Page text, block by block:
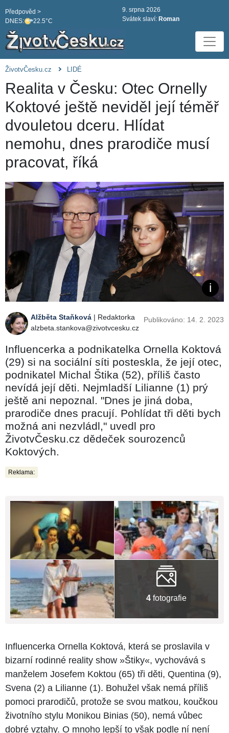
DNES: 22.5°C
Předpověd >
9. srpna 2026
Svátek slaví: Roman
ŽivotvČesku.cz LIDÉ
Realita v Česku: Otec Ornelly
Koktové ještě neviděl její téměř
dvouletou dceru. Hlídat
nemohu, dnes prarodiče musí
pracovat, říká
Alžběta Staňková | Redaktorka
alzbeta.stankova@zivotvcesku.cz
Publikováno: 14. 2. 2023
Influencerka a podnikatelka Ornella Koktová
(29) si na sociální síti posteskla, že její otec,
podnikatel Michal Štika (52), příliš často
nevídá její děti. Nejmladší Lilianne (1) prý
ještě ani nepoznal. "Dnes je jiná doba,
prarodiče dnes pracují. Pohlídat tři děti bych
možná ani nezvládl," uvedl pro
ŽivotvČesku.cz dědeček sourozenců
Koktových.
Reklama:
4 fotografie
Influencerka Ornella Koktová, která se proslavila v
bizarní rodinné reality show »Štiky«, vychovává s
manželem Josefem Koktou (65) tři děti, Quentina (9),
Svena (2) a Lilianne (1). Bohužel však nemá příliš
pomoci prarodičů, protože se svou matkou, koučkou
životního stylu Monikou Binias (50), nemá vůbec
dobré vztahy. O mnoho lepší to však podle ní není